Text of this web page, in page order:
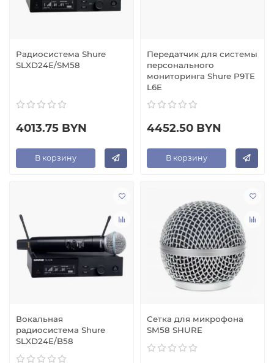
Радиосистема Shure
SLXD24E/SM58
4013.75 BYN
В корзину
Передатчик для системы
персонального
мониторинга Shure P9TE
L6E
4452.50 BYN
В корзину
Вокальная
радиосистема Shure
SLXD24E/B58
Сетка для микрофона
SM58 SHURE